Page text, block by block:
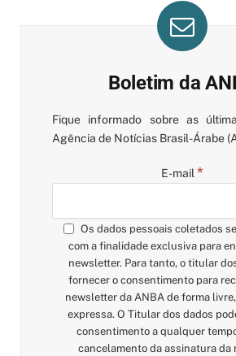
Boletim da
Fique informado sobre as
Agência de Notícias Brasil-Árabe
E-mail*
Os dados pessoais coletados
com a finalidade exclusiva para
newsletter. Para tanto, o titular
fornecer o consentimento para
newsletter da ANBA de forma
expressa. O Titular dos dados
consentimento a qualquer
cancelamento da assinatura da